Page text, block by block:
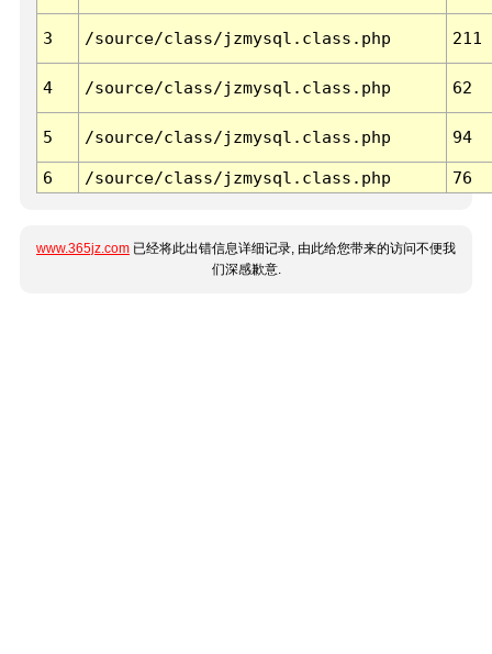
3 /source/class/jzmysql.class.php 211
4 /source/class/jzmysql.class.php 62
5 /source/class/jzmysql.class.php 94
6 /source/class/jzmysql.class.php 76
www.365jz.com 已经将此出错信息详细记录, 由此给您带来的访问不便我
们深感歉意.